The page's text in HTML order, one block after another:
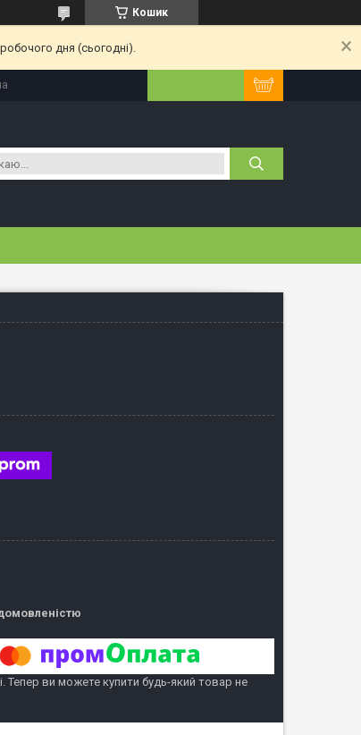
Кошик
дня (сьогодні).
Тепер ви можете купити будь-який товар не